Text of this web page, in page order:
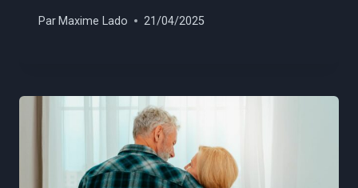
Par Maxime Lado 21/04/2025